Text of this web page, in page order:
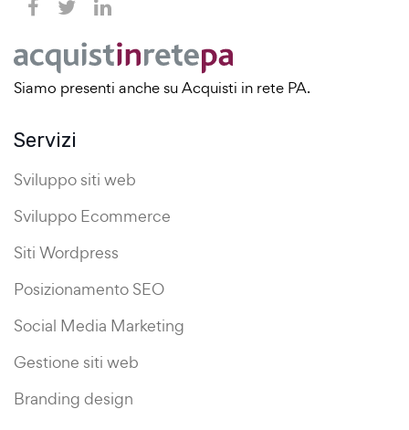
Siamo presenti anche su Acquisti in rete PA.
Servizi
Sviluppo siti web
Sviluppo Ecommerce
Siti Wordpress
Posizionamento SEO
Social Media Marketing
Gestione siti web
Branding design